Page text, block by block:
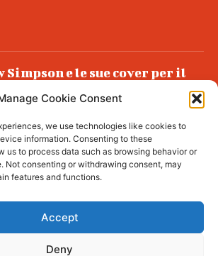
Cookie Consent
we use technologies like cookies to
information. Consenting to these
us to process data such as browsing behavior or
Not consenting or withdrawing consent, may
features and functions.
Accept
Deny
Simpson e le sue cover per il
lo ha condannato